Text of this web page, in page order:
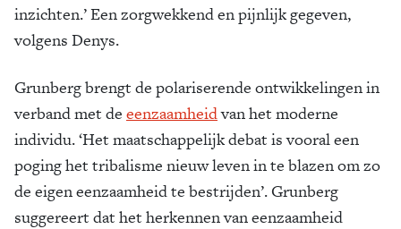
inzichten.’ Een zorgwekkend en pijnlijk gegeven,
volgens Denys.
Grunberg brengt de polariserende ontwikkelingen in
verband met de eenzaamheidvan het moderne
individu. ‘Het maatschappelijk debat is vooral een
poging het tribalisme nieuw leven in te blazen om zo
de eigen eenzaamheid te bestrijden’. Grunberg
suggereert dat het herkennen van eenzaamheid